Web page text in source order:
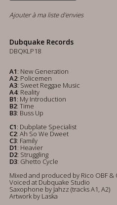
Ajouter à ma liste d'envies
Dubquake Records
DBQKLP18
A1: New Generation
A2: Policemen
A3: Sweet Reggae Music
A4: Reality
B1: My Introduction
B2: Time
B3: Buss Up
C1: Dubplate Specialist
C2: Ah So We Dweet
C3: Family
D1: Heavier
D2: Struggling
D3: Ghetto Cycle
Mixed and produced by Rico OBF &
Voiced at Dubquake Studio
Saxophone by Jahzz (tracks A1, A2)
Artwork by Laska